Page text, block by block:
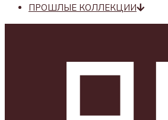
ПРОШЛЫЕ КОЛЛЕКЦИИ